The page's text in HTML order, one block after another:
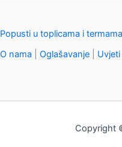
Popusti u toplicama i termama
O nama
Oglašavanje
Copyright